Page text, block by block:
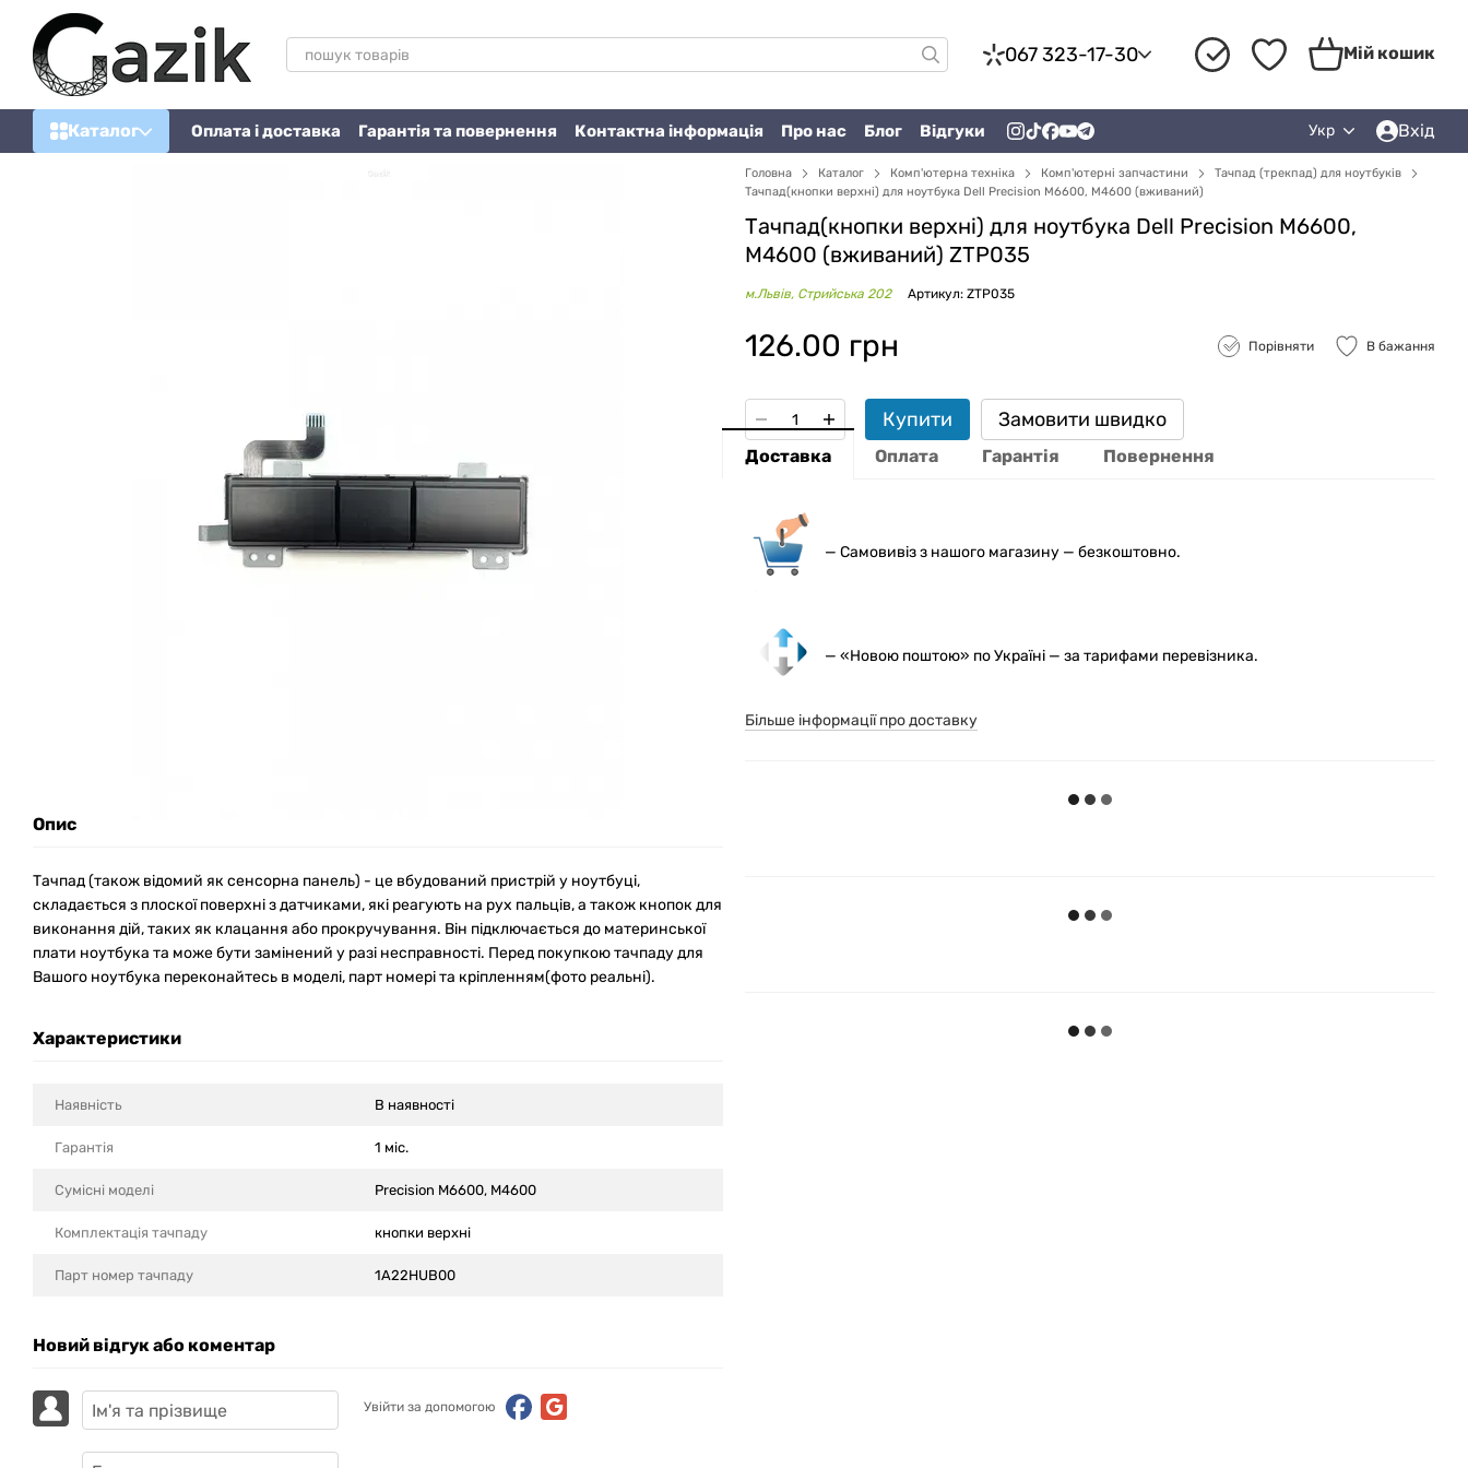
Перейти до основного контенту
067 323-17-30 Мій кошик
Каталог Оплата і доставка Гарантія та повернення Контактна інформація Про нас Блог Відгуки Укр Вхід
Опис
Тачпад (також відомий як сенсорна панель) - це вбудований пристрій у ноутбуці,
складається з плоскої поверхні з датчиками, які реагують на рух пальців, а також кнопок для
виконання дій, таких як клацання або прокручування. Він підключається до материнської
плати ноутбука та може бути замінений у разі несправності. Перед покупкою тачпаду для
Вашого ноутбука переконайтесь в моделі, парт номері та кріпленням(фото реальні).
Характеристики
Наявність В наявності
Гарантія 1 міс.
Сумісні моделi Precision M6600, M4600
Комплектація тачпаду кнопки верхні
Парт номер тачпаду 1A22HUB00
Новий відгук або коментар
Увійти за допомогою
Головна Каталог Комп'ютерна техніка Комп'ютерні запчастини
Тачпад (трекпад) для ноутбуків
Тачпад(кнопки верхні) для ноутбука Dell Precision M6600, M4600 (вживаний)
Тачпад(кнопки верхні) для ноутбука Dell Precision M6600,
M4600 (вживаний) ZTP035
м.Львів, Стрийська 202 Артикул: ZTP035
126.00 грн Порівняти В бажання
Купити Замовити швидко
Доставка Оплата Гарантія Повернення
— Самовивіз з нашого магазину — безкоштовно.
— «Новою поштою» по Україні — за тарифами перевізника.
Більше інформації про доставку